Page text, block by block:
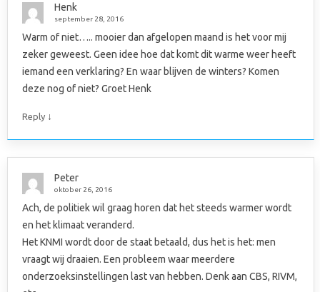
Henk
september 28, 2016
Warm of niet….. mooier dan afgelopen maand is het voor mij
zeker geweest. Geen idee hoe dat komt dit warme weer heeft
iemand een verklaring? En waar blijven de winters? Komen
deze nog of niet? Groet Henk
Reply ↓
Peter
oktober 26, 2016
Ach, de politiek wil graag horen dat het steeds warmer wordt
en het klimaat veranderd.
Het KNMI wordt door de staat betaald, dus het is het: men
vraagt wij draaien. Een probleem waar meerdere
onderzoeksinstellingen last van hebben. Denk aan CBS, RIVM,